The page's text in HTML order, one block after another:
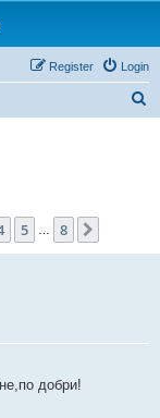
Login
Register
5 8
добри!